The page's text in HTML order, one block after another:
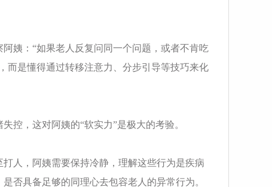
姨：“如果老人反复问同一个问题，或者不肯吃
而是懂得通过转移注意力、分步引导等技巧来化
控，这对阿姨的“软实力”是极大的考验。
人，阿姨需要保持冷静，理解这些行为是疾病
否具备足够的同理心去包容老人的异常行为。